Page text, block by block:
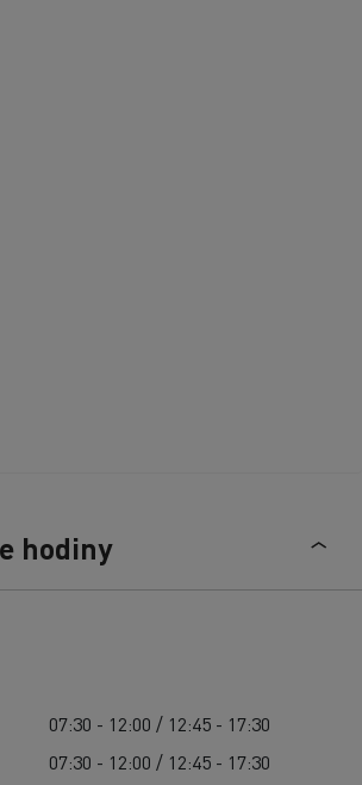
hodiny
07:30 - 12:00 / 12:45 - 17:30
07:30 - 12:00 / 12:45 - 17:30